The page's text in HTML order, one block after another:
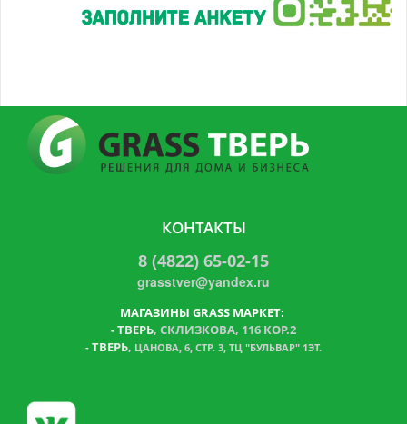
КОНТАКТЫ
8 (4822) 65-02-15
grasstver@yandex.ru
МАГАЗИНЫ GRASS МАРКЕТ:
-ТВЕРЬ, СКЛИЗКОВА, 116 КОР.2
- ТВЕРЬ, ЦАНОВА, 6, СТР. 3, ТЦ "БУЛЬВАР" 1ЭТ.